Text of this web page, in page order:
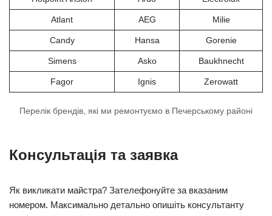
Atlant AEG Milie
Candy Hansa Gorenie
Simens Asko Baukhnecht
Fagor Ignis Zerowatt
Перелік брендів, які ми ремонтуємо в Печерському районі
Консультація та заявка
Як викликати майстра? Зателефонуйте за вказаним
номером. Максимально детально опишіть консультанту